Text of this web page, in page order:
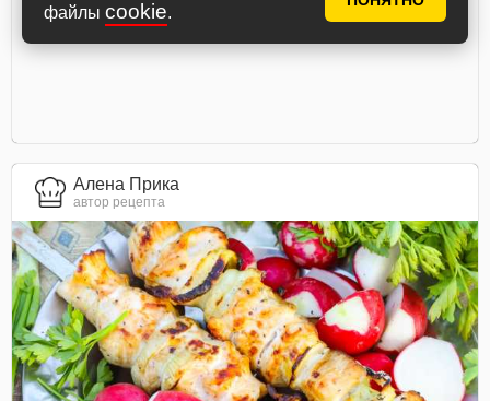
файлы cookie.
Алена Прика
автор рецепта